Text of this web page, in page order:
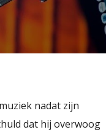
nadat zijn
dat hij overwoog